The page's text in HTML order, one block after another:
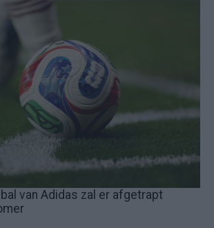
van Adidas zal er afgetrapt